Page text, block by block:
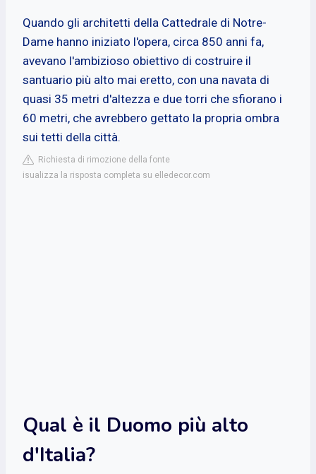
Quando gli architetti della Cattedrale di Notre-
Dame hanno iniziato l'opera, circa 850 anni fa,
avevano l'ambizioso obiettivo di costruire il
santuario più alto mai eretto, con una navata di
quasi 35 metri d'altezza e due torri che sfiorano i
60 metri, che avrebbero gettato la propria ombra
sui tetti della città.
Richiesta di rimozione della fonte
isualizza la risposta completa su elledecor.com
Qual è il Duomo più alto
d'Italia?